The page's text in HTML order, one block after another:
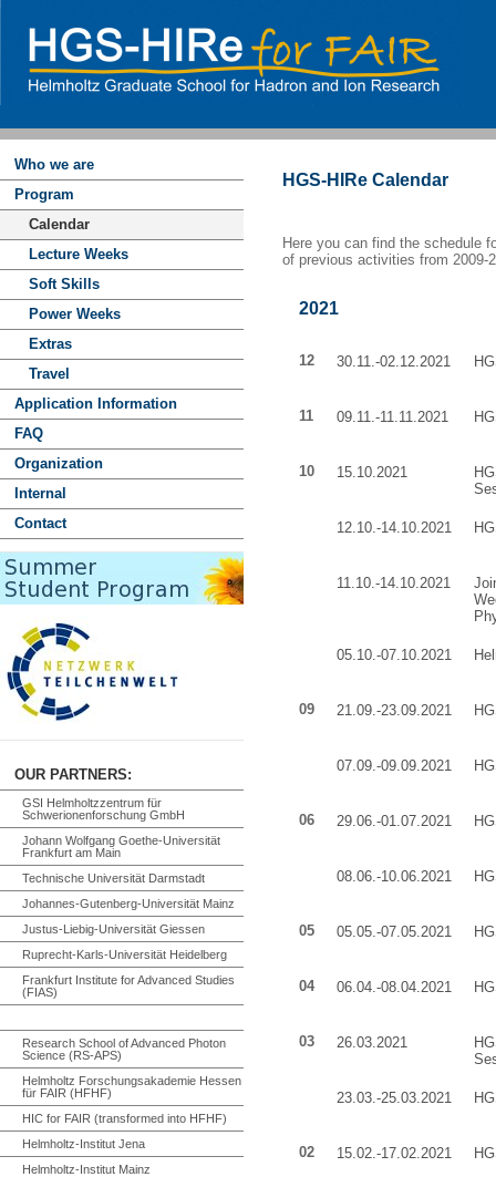
Who we are
Program
Calendar
Lecture Weeks
Soft Skills
Power Weeks
Extras
Travel
Application Information
FAQ
Organization
Internal
Contact
OUR PARTNERS:
GSI Helmholtzzentrum für
Schwerionenforschung GmbH
Johann Wolfgang Goethe-Universität
Frankfurt am Main
Technische Universität Darmstadt
Johannes-Gutenberg-Universität Mainz
Justus-Liebig-Universität Giessen
Ruprecht-Karls-Universität Heidelberg
Frankfurt Institute for Advanced Studies
(FIAS)
Research School of Advanced Photon
Science (RS-APS)
Helmholtz Forschungsakademie Hessen
für FAIR (HFHF)
HIC for FAIR (transformed into HFHF)
Helmholtz-Institut Jena
Helmholtz-Institut Mainz
HGS-HIRe Calendar
Here you can find the schedule
of previous activities from 2009-
2021
12 30.11.-02.12.2021
11 09.11.-11.11.2021
10 15.10.2021
12.10.-14.10.2021
11.10.-14.10.2021
05.10.-07.10.2021
09 21.09.-23.09.2021
07.09.-09.09.2021
06 29.06.-01.07.2021
08.06.-10.06.2021
05 05.05.-07.05.2021
04 06.04.-08.04.2021
03 26.03.2021
23.03.-25.03.2021
02 15.02.-17.02.2021